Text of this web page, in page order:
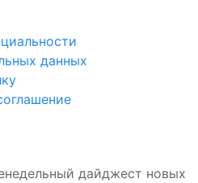
данных
дайджест новых